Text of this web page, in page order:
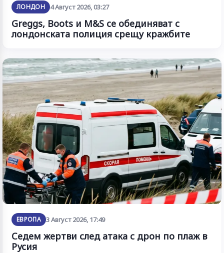
ЛОНДОН 4 Август 2026, 03:27
Greggs, Boots и M&S се обединяват с
лондонската полиция срещу кражбите
ЕВРОПА 3 Август 2026, 17:49
Седем жертви след атака с дрон по плаж в
Русия